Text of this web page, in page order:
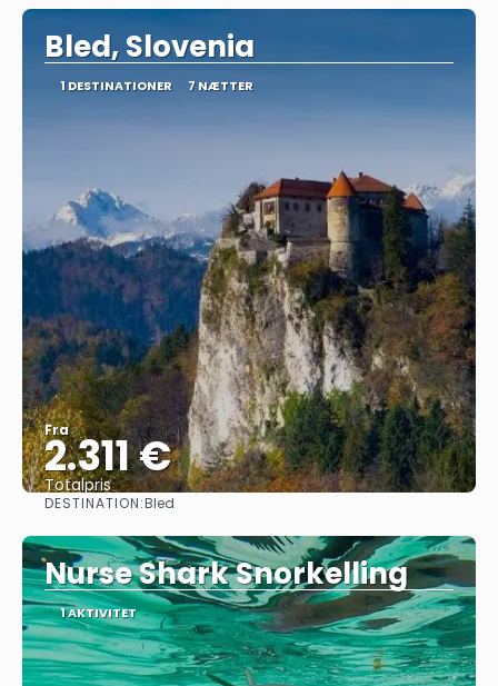
Bled, Slovenia
1 DESTINATIONER 7 NÆTTER
Fra
2.311 €
Totalpris
DESTINATION:Bled
Nurse Shark Snorkelling
1 AKTIVITET